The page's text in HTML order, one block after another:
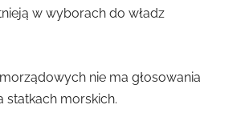
w wyborach do władz
nie ma głosowania
statkach morskich.